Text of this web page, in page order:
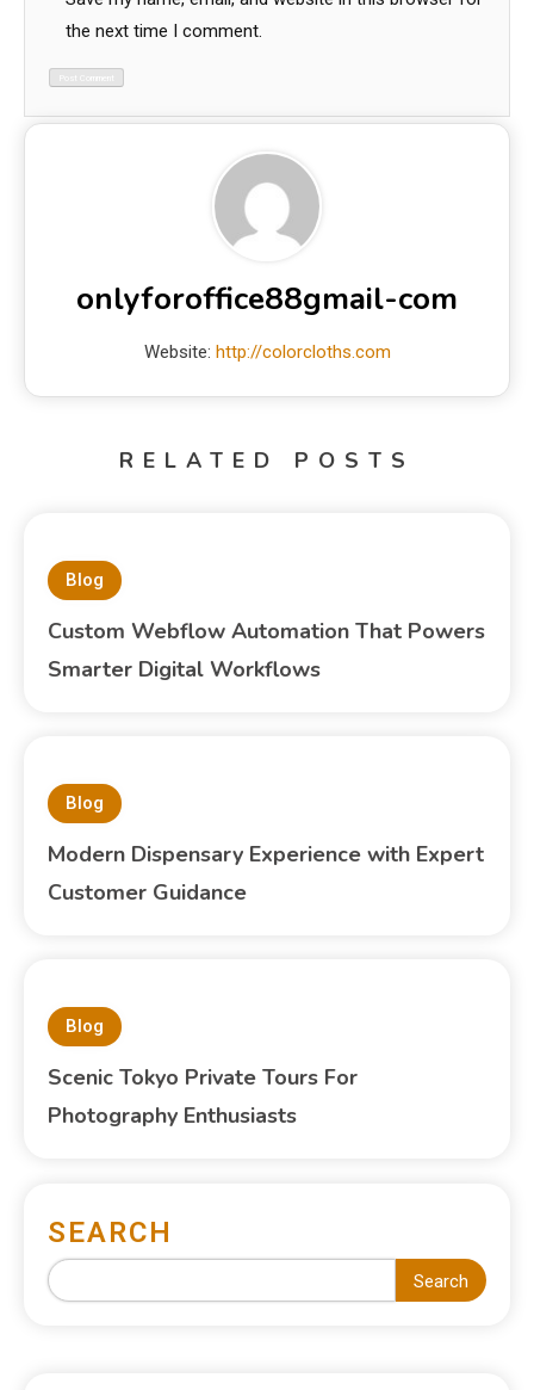
the next time I comment.
onlyforoffice88gmail-com
Website: http://colorcloths.com
RELATED POSTS
Blog
Custom Webflow Automation That Powers
Smarter Digital Workflows
Blog
Modern Dispensary Experience with Expert
Customer Guidance
Blog
Scenic Tokyo Private Tours For
Photography Enthusiasts
SEARCH
Search